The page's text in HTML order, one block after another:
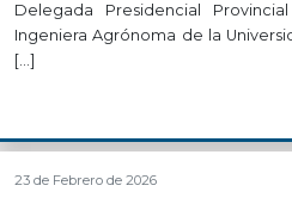
Delegada Presidencial
Ingeniera Agrónoma de la
[…]
23 de Febrero de 2026